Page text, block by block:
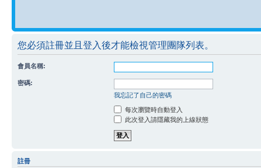
您必須註冊並且登入後才能檢視管理團隊列表。
會員名稱:
密碼:
我忘記了自己的密碼
每次瀏覽時自動登入
此次登入請隱藏我的上線狀態
註冊